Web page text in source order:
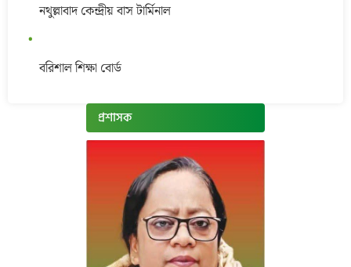
নথুল্লাবাদ কেন্দ্রীয় বাস টার্মিনাল
বরিশাল শিক্ষা বোর্ড
প্রশাসক